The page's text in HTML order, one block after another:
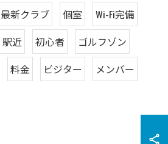
最新クラブ 個室
Wi-Fi完備
駅近 初心者
ゴルフゾン
料金 ビジター メンバー